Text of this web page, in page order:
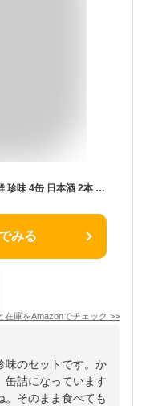
父の日 プレゼント お酒 おつまみ 缶詰 海鮮 珍味 4缶 日本酒 2本 北国からの贈り物
みる
在庫をAmazonでチェック >>
味のセットです。か
缶詰になっています
。そのまま食べても